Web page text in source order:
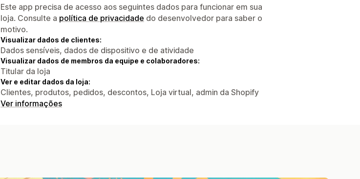
Este app precisa de acesso aos seguintes dados para funcionar em sua
loja. Consulte a política de privacidade do desenvolvedor para saber o
motivo.
Visualizar dados de clientes:
Dados sensíveis, dados de dispositivo e de atividade
Visualizar dados de membros da equipe e colaboradores:
Titular da loja
Ver e editar dados da loja:
Clientes, produtos, pedidos, descontos, Loja virtual, admin da Shopify
Ver informações